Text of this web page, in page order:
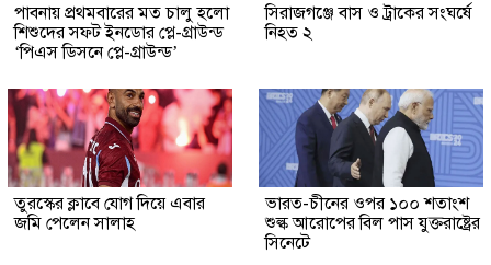
পাবনায় প্রথমবারের মত চালু হলো
শিশুদের সফট ইনডোর প্লে-গ্রাউন্ড
‘পিএস ডিসনে প্লে-গ্রাউন্ড’
সিরাজগঞ্জে বাস ও ট্রাকের সংঘর্ষে
নিহত ২
তুরস্কের ক্লাবে যোগ দিয়ে এবার
জমি পেলেন সালাহ
ভারত-চীনের ওপর ১০০ শতাংশ
শুল্ক আরোপের বিল পাস যুক্তরাষ্ট্রের
সিনেটে